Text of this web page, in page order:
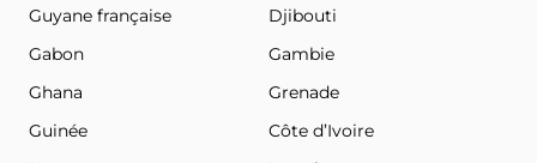
Guyane française
Djibouti
Gabon
Gambie
Ghana
Grenade
Guinée
Côte d’Ivoire